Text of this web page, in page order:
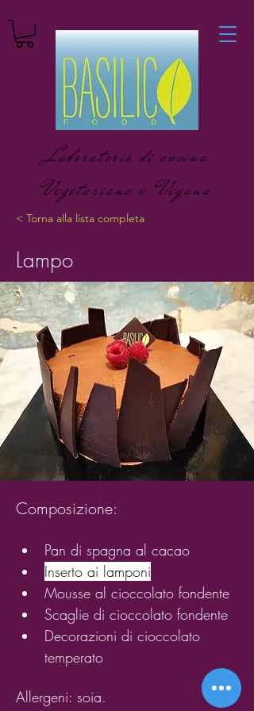
Laboratorio di cucina
Vegetariana e Vegana
< Torna alla lista completa
Lampo
Allergeni: soia.
Composizione:
Pan di spagna al cacao
Inserto ai lamponi
Mousse al cioccolato fondente
Scaglie di cioccolato fondente
Decorazioni di cioccolato
temperato